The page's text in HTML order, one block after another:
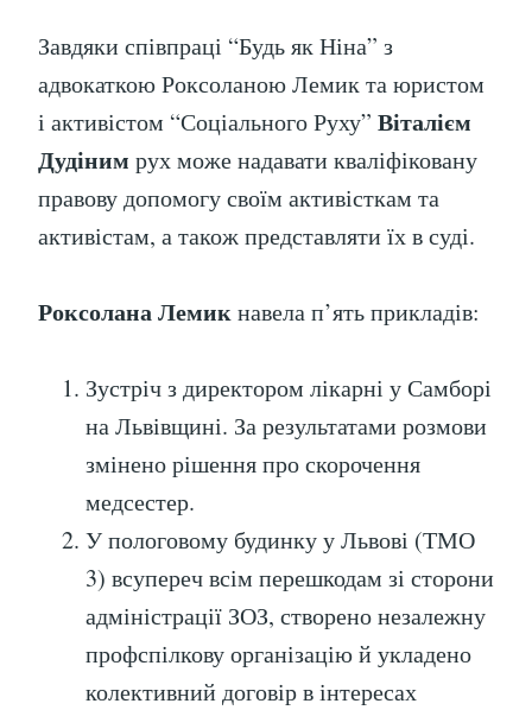
Завдяки співпраці “Будь як Ніна” з
адвокаткою Роксоланою Лемик та юристом
і активістом “Соціального Руху” Віталієм
Дудіним рух може надавати кваліфіковану
правову допомогу своїм активісткам та
активістам, а також представляти їх в суді.
Роксолана Лемикнавела п’ять прикладів:
Зустріч з директором лікарні у Самборі
на Львівщині. За результатами розмови
змінено рішення про скорочення
медсестер.
У пологовому будинку у Львові (ТМО
3) всупереч всім перешкодам зі сторони
адміністрації ЗОЗ, створено незалежну
профспілкову організацію й укладено
колективний договір в інтересах